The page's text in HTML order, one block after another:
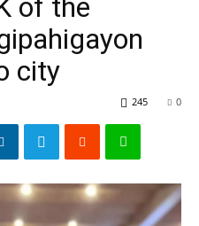
of the
city
0
245